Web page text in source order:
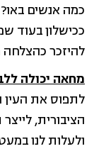
להיזכר
מחאה יכולה
לתפוס את
הציבורית,
ולעלות לנו